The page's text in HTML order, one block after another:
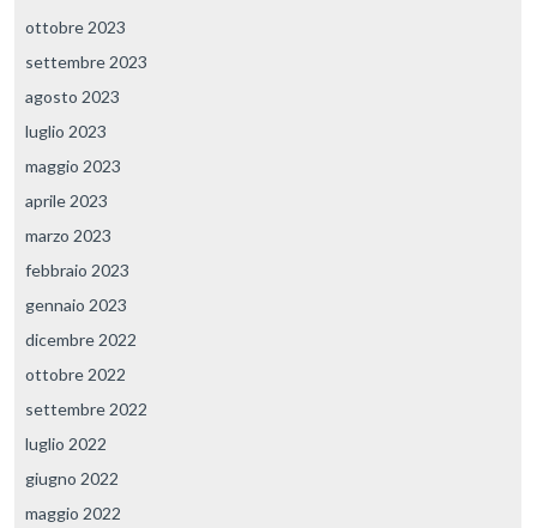
ottobre 2023
settembre 2023
agosto 2023
luglio 2023
maggio 2023
aprile 2023
marzo 2023
febbraio 2023
gennaio 2023
dicembre 2022
ottobre 2022
settembre 2022
luglio 2022
giugno 2022
maggio 2022